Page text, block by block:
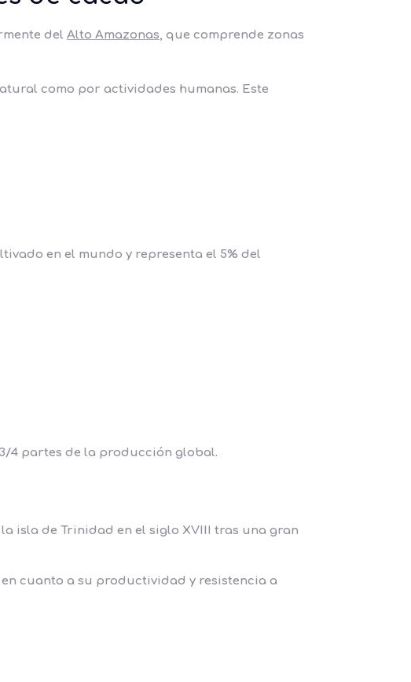
del Alto Amazonas, que comprende zonas
como por actividades humanas. Este
en el mundo y representa el 5% del
4 partes de la producción global.
isla de Trinidad en el siglo XVIII tras una gran
cuanto a su productividad y resistencia a